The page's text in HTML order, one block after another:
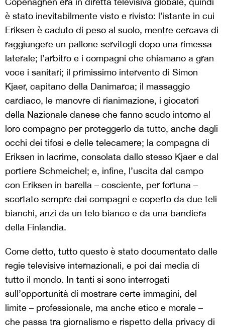
è stato inevitabilmente visto e rivisto: l’istante in cui
Eriksen è caduto di peso al suolo, mentre cercava di
raggiungere un pallone servitogli dopo una rimessa
laterale; l’arbitro e i compagni che chiamano a gran
voce i sanitari; il primissimo intervento di Simon
Kjaer, capitano della Danimarca; il massaggio
cardiaco, le manovre di rianimazione, i giocatori
della Nazionale danese che fanno scudo intorno al
loro compagno per proteggerlo da tutto, anche dagli
occhi dei tifosi e delle telecamere; la compagna di
Eriksen in lacrime, consolata dallo stesso Kjaer e dal
portiere Schmeichel; e, infine, l’uscita dal campo
con Eriksen in barella – cosciente, per fortuna –
scortato sempre dai compagni e coperto da due teli
bianchi, anzi da un telo bianco e da una bandiera
della Finlandia.
Come detto, tutto questo è stato documentato dalle
regie televisive internazionali, e poi dai media di
tutto il mondo. In tanti si sono interrogati
sull’opportunità di mostrare certe immagini, del
limite – professionale, ma anche etico e morale –
che passa tra giornalismo e rispetto della privacy di